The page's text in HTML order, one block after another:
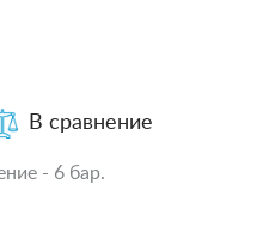
В сравнение
- 6 бар.